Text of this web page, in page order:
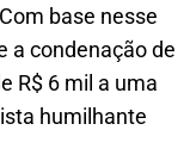
base nesse
a condenação de
R$ 6 mil a uma
humilhante